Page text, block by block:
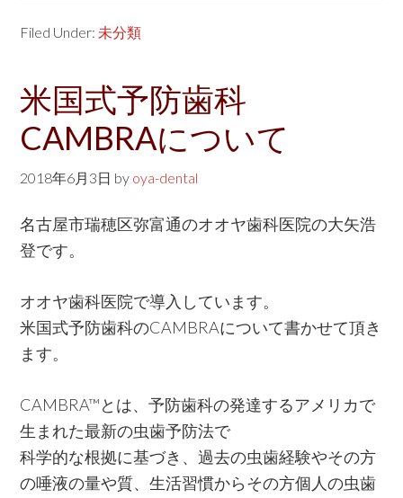
Filed Under: 未分類
米国式予防歯科
CAMBRAについて
2018年6月3日 by oya-dental
名古屋市瑞穂区弥富通のオオヤ歯科医院の大矢浩
登です。
オオヤ歯科医院で導入しています。
米国式予防歯科のCAMBRAについて書かせて頂き
ます。
CAMBRA™とは、予防歯科の発達するアメリカで
生まれた最新の虫歯予防法で
科学的な根拠に基づき、過去の虫歯経験やその方
の唾液の量や質、生活習慣からその方個人の虫歯